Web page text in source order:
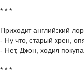
* * *
Приходит английский
- Ну что, старый хрен,
- Нет, Джон, ходил
* * *